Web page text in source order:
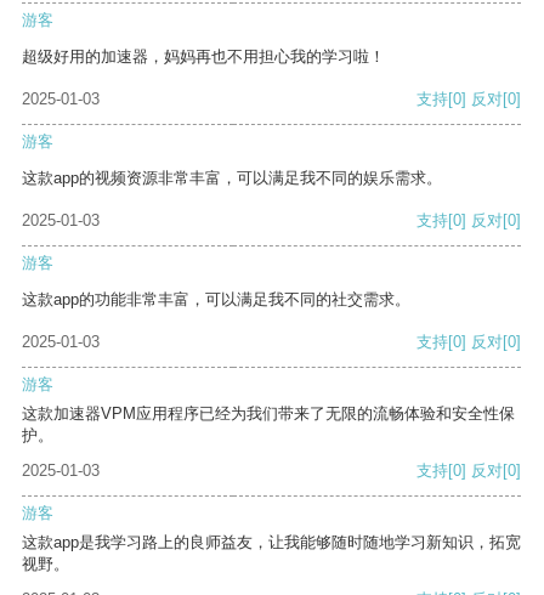
游客
超级好用的加速器，妈妈再也不用担心我的学习啦！
2025-01-03 支持[0] 反对[0]
游客
这款app的视频资源非常丰富，可以满足我不同的娱乐需求。
2025-01-03 支持[0] 反对[0]
游客
这款app的功能非常丰富，可以满足我不同的社交需求。
2025-01-03 支持[0] 反对[0]
游客
这款加速器VPM应用程序已经为我们带来了无限的流畅体验和安全性保
护。
2025-01-03
支持[0] 反对[0]
游客
这款app是我学习路上的良师益友，让我能够随时随地学习新知识，拓宽
视野。